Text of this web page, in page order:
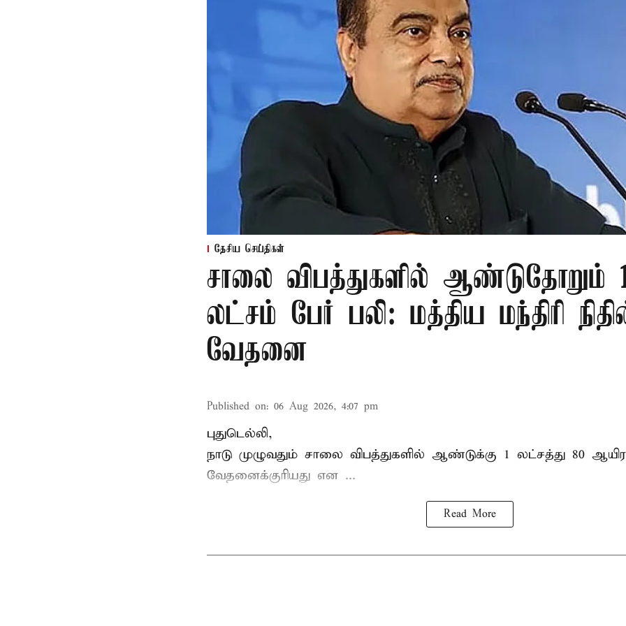
தேசிய செய்திகள்
சாலை விபத்துகளில் ஆண்டுதோறும்
லட்சம் பேர் பலி: மத்திய மந்திரி
வேதனை
Published on: 06 Aug 2026, 4:07 pm
புதுடெல்லி,
நாடு முழுவதும் சாலை விபத்துகளில் ஆண்டுக்கு 1 லட்சத்து 80
வேதனைக்குரியது என ...
Read More